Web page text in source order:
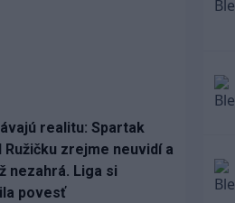
realitu: Spartak
Ružičku zrejme neuvidí a
nezahrá. Liga si
povesť